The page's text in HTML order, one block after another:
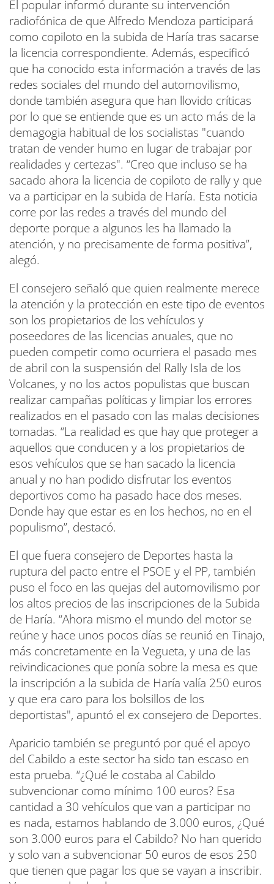
El popular informó durante su intervención
radiofónica de que Alfredo Mendoza participará
como copiloto en la subida de Haría tras sacarse
la licencia correspondiente. Además, especificó
que ha conocido esta información a través de las
redes sociales del mundo del automovilismo,
donde también asegura que han llovido críticas
por lo que se entiende que es un acto más de la
demagogia habitual de los socialistas "cuando
tratan de vender humo en lugar de trabajar por
realidades y certezas". “Creo que incluso se ha
sacado ahora la licencia de copiloto de rally y que
va a participar en la subida de Haría. Esta noticia
corre por las redes a través del mundo del
deporte porque a algunos les ha llamado la
atención, y no precisamente de forma positiva”,
alegó.
El consejero señaló que quien realmente merece
la atención y la protección en este tipo de eventos
son los propietarios de los vehículos y
poseedores de las licencias anuales, que no
pueden competir como ocurriera el pasado mes
de abril con la suspensión del Rally Isla de los
Volcanes, y no los actos populistas que buscan
realizar campañas políticas y limpiar los errores
realizados en el pasado con las malas decisiones
tomadas. “La realidad es que hay que proteger a
aquellos que conducen y a los propietarios de
esos vehículos que se han sacado la licencia
anual y no han podido disfrutar los eventos
deportivos como ha pasado hace dos meses.
Donde hay que estar es en los hechos, no en el
populismo”, destacó.
El que fuera consejero de Deportes hasta la
ruptura del pacto entre el PSOE y el PP, también
puso el foco en las quejas del automovilismo por
los altos precios de las inscripciones de la Subida
de Haría. “Ahora mismo el mundo del motor se
reúne y hace unos pocos días se reunió en Tinajo,
más concretamente en la Vegueta, y una de las
reivindicaciones que ponía sobre la mesa es que
la inscripción a la subida de Haría valía 250 euros
y que era caro para los bolsillos de los
deportistas", apuntó el ex consejero de Deportes.
Aparicio también se preguntó por qué el apoyo
del Cabildo a este sector ha sido tan escaso en
esta prueba. “¿Qué le costaba al Cabildo
subvencionar como mínimo 100 euros? Esa
cantidad a 30 vehículos que van a participar no
es nada, estamos hablando de 3.000 euros, ¿Qué
son 3.000 euros para el Cabildo? No han querido
y solo van a subvencionar 50 euros de esos 250
que tienen que pagar los que se vayan a inscribir.